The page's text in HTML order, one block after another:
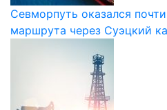
Севморпуть оказался
маршрута через Суэцкий